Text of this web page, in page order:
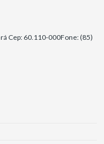
Cep: 60.110-000Fone: (85)